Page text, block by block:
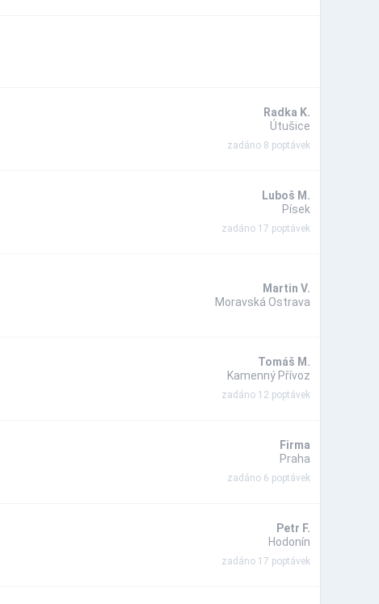
Radka K.
Útušice
zadáno 8 poptávek
Luboš M.
Písek
zadáno 17 poptávek
Martin V.
Moravská Ostrava
Tomáš M.
Kamenný Přívoz
zadáno 12 poptávek
Firma
Praha
zadáno 6 poptávek
Petr F.
Hodonín
zadáno 17 poptávek